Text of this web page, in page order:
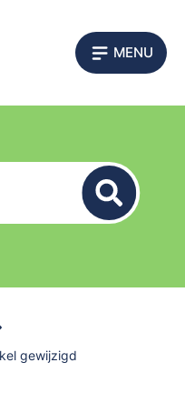
MENU
gewijzigd